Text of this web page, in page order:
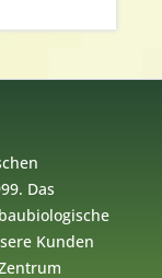
Das
Kunden